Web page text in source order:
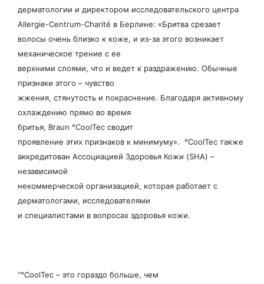
дерматологии и директором исследовательского центра
Allergie-Centrum-Charité в Берлине: «Бритва срезает
волосы очень близко к коже, и из-за этого возникает
механическое трение с ее
верхними слоями, что и ведет к раздражению. Обычные
признаки этого – чувство
жжения, стянутость и покраснение. Благодаря активному
охлаждению прямо во время
бритья, Braun °CoolTec сводит
проявление этих признаков к минимуму». °CoolTec также
аккредитован Ассоциацией Здоровья Кожи (SHA) –
независимой
некоммерческой организацией, которая работает с
дерматологами, исследователями
и специалистами в вопросах здоровья кожи.
“°CoolTec – это гораздо больше, чем